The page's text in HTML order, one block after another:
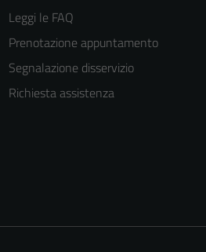
Leggi le FAQ
Prenotazione appuntamento
Segnalazione disservizio
Richiesta assistenza